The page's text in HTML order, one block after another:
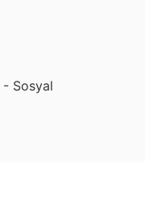
- Sosyal